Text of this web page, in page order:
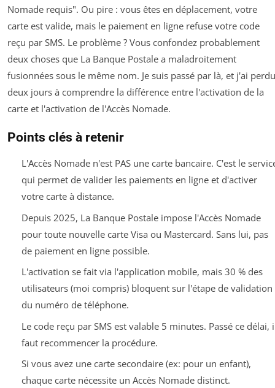
Nomade requis". Ou pire : vous êtes en déplacement, votre
carte est valide, mais le paiement en ligne refuse votre code
reçu par SMS. Le problème ? Vous confondez probablement
deux choses que La Banque Postale a maladroitement
fusionnées sous le même nom. Je suis passé par là, et j'ai perdu
deux jours à comprendre la différence entre l'activation de la
carte et l'activation de l'Accès Nomade.
Points clés à retenir
L'Accès Nomade n'est PAS une carte bancaire. C'est le
qui permet de valider les paiements en ligne et d'activer
votre carte à distance.
Depuis 2025, La Banque Postale impose l'Accès Nomade
pour toute nouvelle carte Visa ou Mastercard. Sans lui, pas
de paiement en ligne possible.
L'activation se fait via l'application mobile, mais 30 % des
utilisateurs (moi compris) bloquent sur l'étape de validation
du numéro de téléphone.
Le code reçu par SMS est valable 5 minutes. Passé ce délai,
faut recommencer la procédure.
Si vous avez une carte secondaire (ex: pour un enfant),
chaque carte nécessite un Accès Nomade distinct.